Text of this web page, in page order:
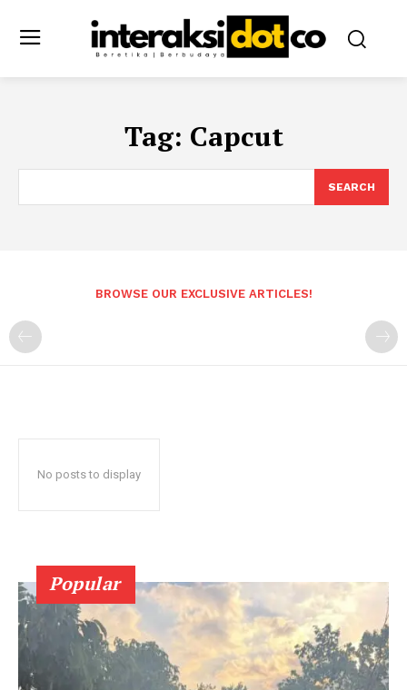
Tag: Capcut
SEARCH
BROWSE OUR EXCLUSIVE ARTICLES!
No posts to display
Popular